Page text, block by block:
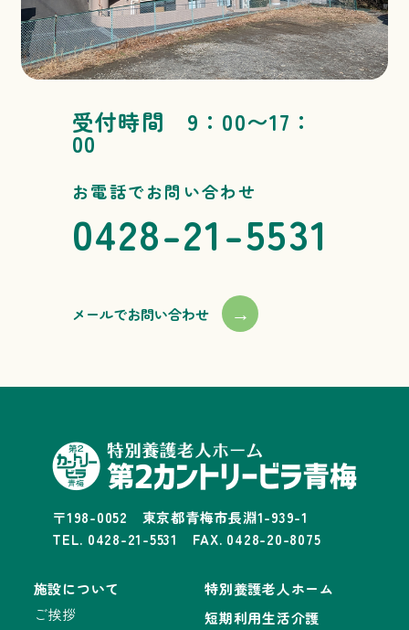
受付時間 9：00〜17：
00
お電話でお問い合わせ
0428-21-5531
メールでお問い合わせ →
〒198-0052 東京都青梅市長淵1-939-1
TEL. 0428-21-5531 FAX. 0428-20-8075
施設について
ご挨拶
特別養護老人ホーム
短期利用生活介護